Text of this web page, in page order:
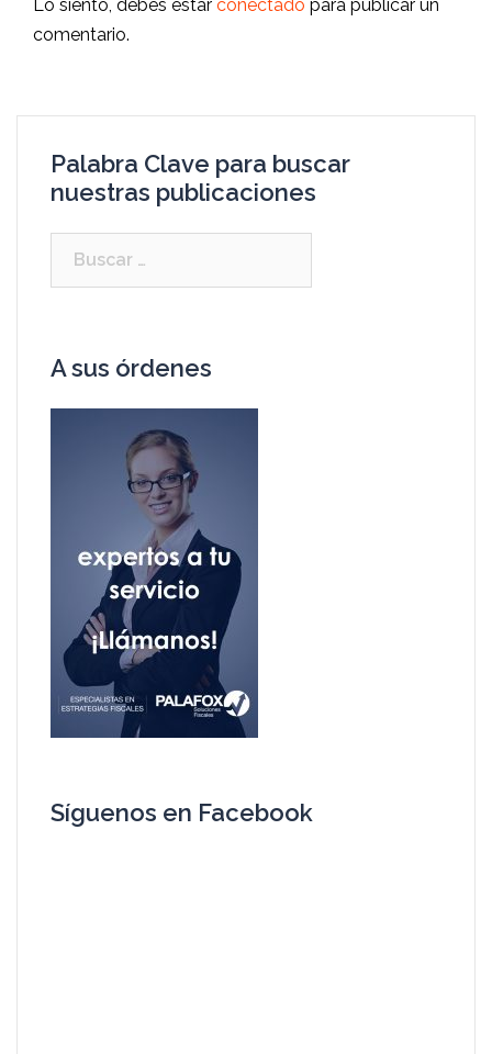
Lo siento, debes estar conectado para publicar un
comentario.
Palabra Clave para buscar
nuestras publicaciones
A sus órdenes
Síguenos en Facebook